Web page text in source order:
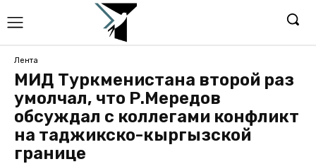
Лента
МИД Туркменистана второй раз
умолчал, что Р.Мередов
обсуждал с коллегами конфликт
на таджикско-кыргызской
границе